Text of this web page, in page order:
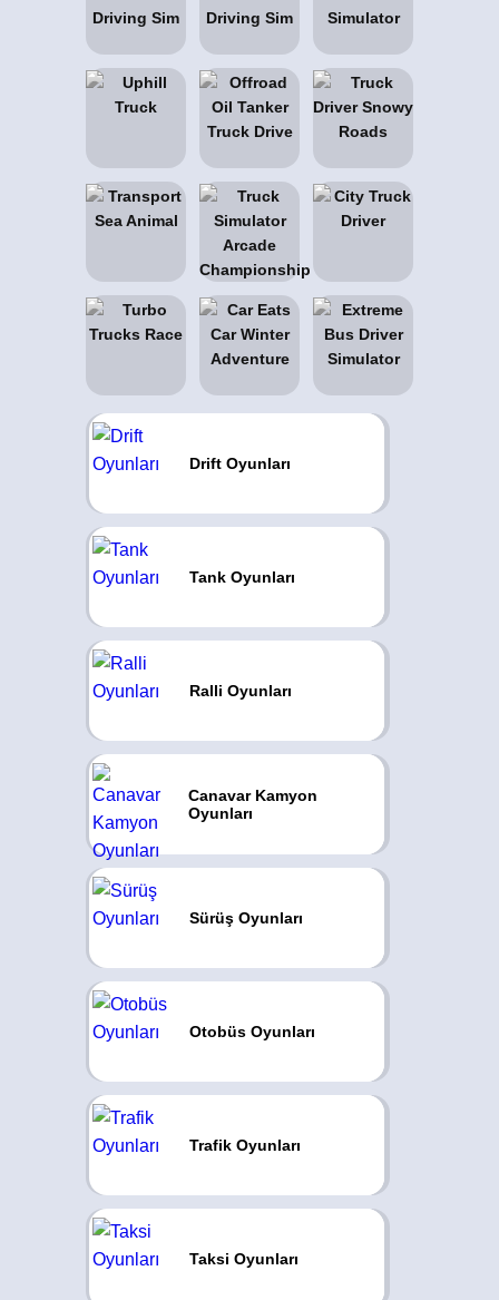
Drift Oyunları
Tank Oyunları
Ralli Oyunları
Canavar Kamyon
Oyunları
Sürüş Oyunları
Otobüs Oyunları
Trafik Oyunları
Taksi Oyunları